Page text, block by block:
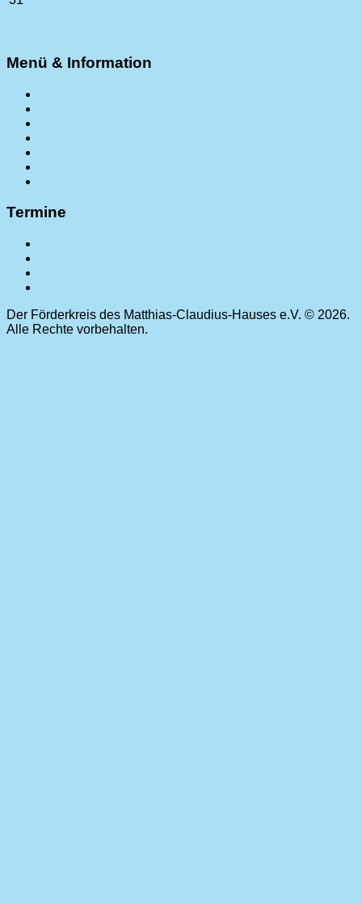
Menü & Information
Termine
Der Förderkreis des Matthias-Claudius-Hauses e.V. © 2026.
Alle Rechte vorbehalten.